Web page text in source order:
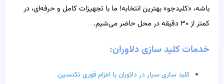
باشه، «کلیدجو» بهترین انتخابه! ما با تجهیزات کامل و حرفه‌ای، در
کمتر از ۳۰ دقیقه در محل حاضر می‌شیم.
خدمات کلید سازی دلاوران:
کلید سازی سیار در دلاوران با اعزام فوری تکنسین